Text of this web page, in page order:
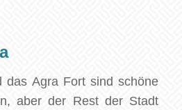
das Agra Fort sind schöne
aber der Rest der Stadt